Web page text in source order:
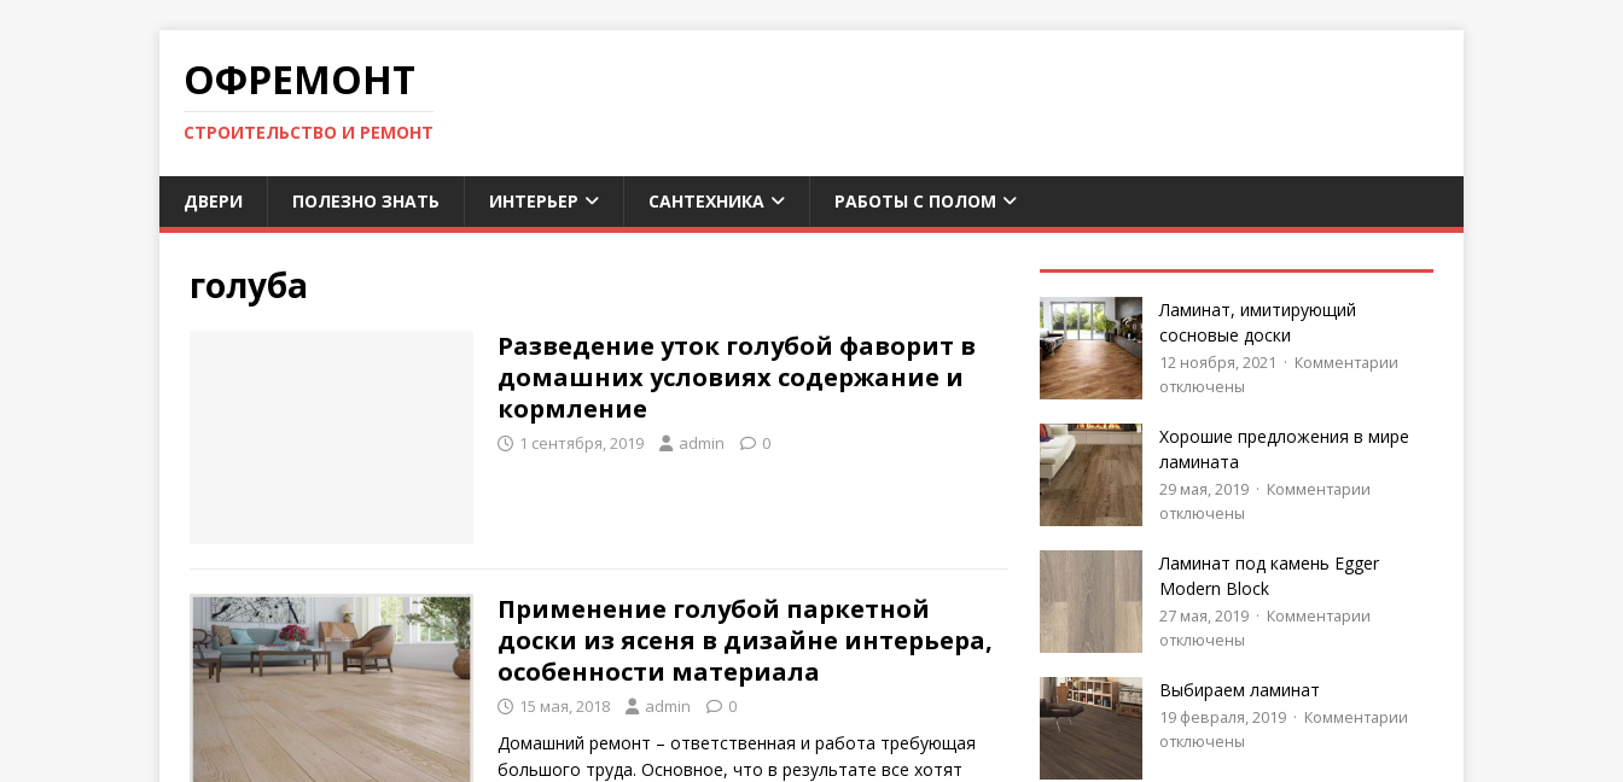
ОФРЕМОНТ
СТРОИТЕЛЬСТВО И РЕМОНТ
ДВЕРИ ПОЛЕЗНО ЗНАТЬ ИНТЕРЬЕР САНТЕХНИКА РАБОТЫ С ПОЛОМ
голуба
Разведение уток голубой фаворит в
домашних условиях содержание и
кормление
1 сентября, 2019 admin 0
Применение голубой паркетной
доски из ясеня в дизайне интерьера,
особенности материала
15 мая, 2018 admin 0
Домашний ремонт – ответственная и работа требующая
большого труда. Основное, что в результате все хотят
Ламинат, имитирующий
сосновые доски
12 ноября, 2021
Комментарии
отключены
Хорошие предложения в мире
ламината
29 мая, 2019
Комментарии
отключены
Ламинат под камень Egger
Modern Block
27 мая, 2019
Комментарии
отключены
Выбираем ламинат
19 февраля, 2019
Комментарии
отключены